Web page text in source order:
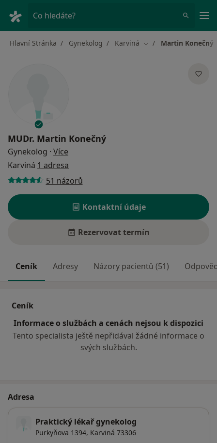
Co hledáte?
Hlavní Stránka Gynekolog Karviná Změna města
Martin Konečný
MUDr. Martin Konečný
Gynekolog · Více
Karviná 1 adresa
51 názorů
Kontaktní údaje
Rezervovat termín
Ceník Adresy Názory pacientů (51)
Ceník
Informace o službách a cenách nejsou k dispozici
Tento specialista ještě nepřidával žádné informace o
svých službách.
Adresa
Praktický lékař gynekolog
Purkyňova 1394, Karviná 73306